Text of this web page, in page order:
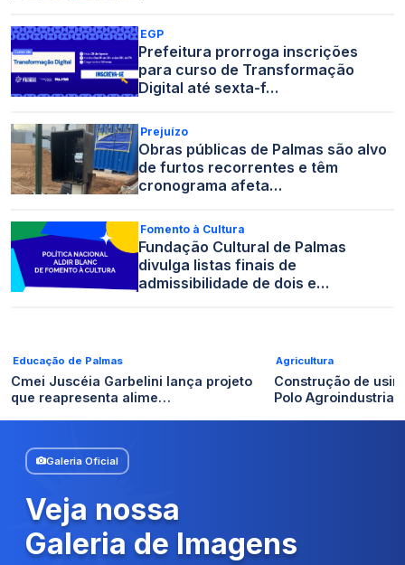
EGP
Prefeitura prorroga inscrições
para curso de Transformação
Digital até sexta-f…
Prejuízo
Obras públicas de Palmas são alvo
de furtos recorrentes e têm
cronograma afeta…
Fomento à Cultura
Fundação Cultural de Palmas
divulga listas finais de
admissibilidade de dois e…
Educação de Palmas
Cmei Juscéia Garbelini lança projeto
que reapresenta alime…
Agricultura
Construção de
Polo Agroindustrial
Galeria Oficial
Veja nossa
Galeria de Imagens